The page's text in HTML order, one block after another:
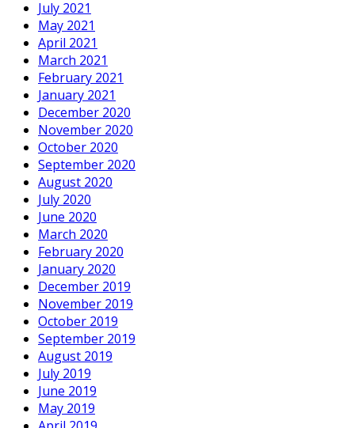
July 2021
May 2021
April 2021
March 2021
February 2021
January 2021
December 2020
November 2020
October 2020
September 2020
August 2020
July 2020
June 2020
March 2020
February 2020
January 2020
December 2019
November 2019
October 2019
September 2019
August 2019
July 2019
June 2019
May 2019